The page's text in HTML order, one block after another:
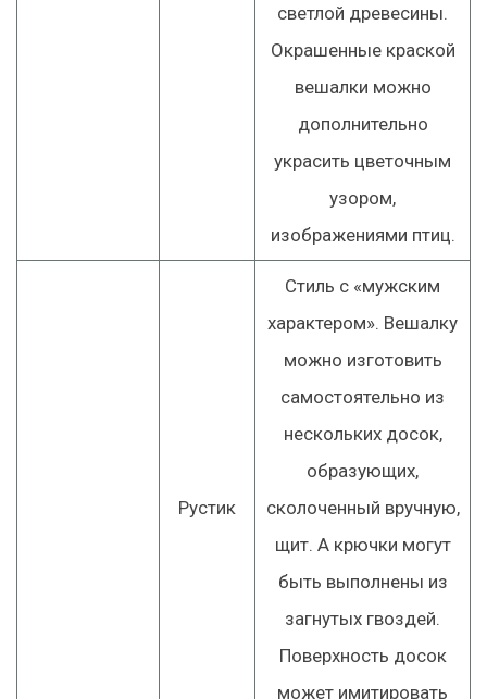
светлой древесины.
Окрашенные краской
вешалки можно
дополнительно
украсить цветочным
узором,
изображениями птиц.
Рустик
Стиль с «мужским
характером». Вешалку
можно изготовить
самостоятельно из
нескольких досок,
образующих,
сколоченный вручную,
щит. А крючки могут
быть выполнены из
загнутых гвоздей.
Поверхность досок
может имитировать